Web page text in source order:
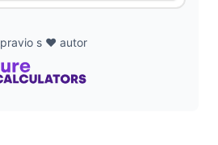
s ❤️ autor